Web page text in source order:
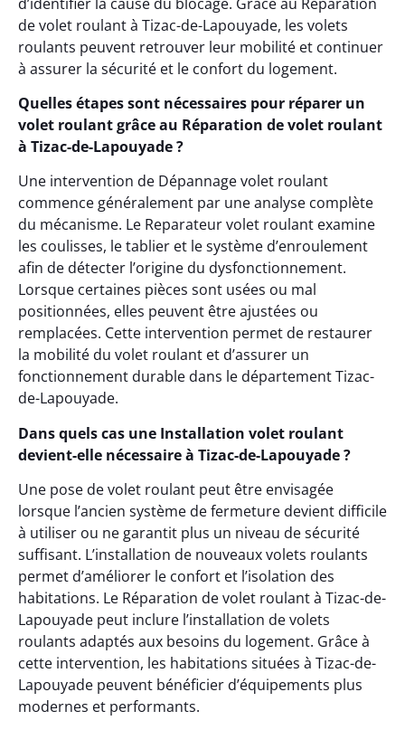
de volet roulant à Tizac-de-Lapouyade, les volets
roulants peuvent retrouver leur mobilité et continuer
à assurer la sécurité et le confort du logement.
Quelles étapes sont nécessaires pour réparer un
volet roulant grâce au Réparation de volet roulant
à Tizac-de-Lapouyade ?
Une intervention de Dépannage volet roulant
commence généralement par une analyse complète
du mécanisme. Le Reparateur volet roulant examine
les coulisses, le tablier et le système d’enroulement
afin de détecter l’origine du dysfonctionnement.
Lorsque certaines pièces sont usées ou mal
positionnées, elles peuvent être ajustées ou
remplacées. Cette intervention permet de restaurer
la mobilité du volet roulant et d’assurer un
fonctionnement durable dans le département Tizac-
de-Lapouyade.
Dans quels cas une Installation volet roulant
devient-elle nécessaire à Tizac-de-Lapouyade ?
Une pose de volet roulant peut être envisagée
lorsque l’ancien système de fermeture devient difficile
à utiliser ou ne garantit plus un niveau de sécurité
suffisant. L’installation de nouveaux volets roulants
permet d’améliorer le confort et l’isolation des
habitations. Le Réparation de volet roulant à Tizac-de-
Lapouyade peut inclure l’installation de volets
roulants adaptés aux besoins du logement. Grâce à
cette intervention, les habitations situées à Tizac-de-
Lapouyade peuvent bénéficier d’équipements plus
modernes et performants.